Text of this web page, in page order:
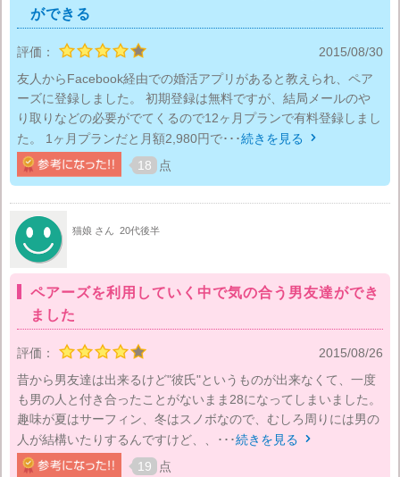
ができる
評価：
2015/08/30
友人からFacebook経由での婚活アプリがあると教えられ、ペア
ーズに登録しました。 初期登録は無料ですが、結局メールのや
り取りなどの必要がでてくるので12ヶ月プランで有料登録しまし
た。 1ヶ月プランだと月額2,980円で･･･続きを見る 
18 点
猫娘 さん 20代後半
ペアーズを利用していく中で気の合う男友達ができ
ました
評価：
2015/08/26
昔から男友達は出来るけど"彼氏"というものが出来なくて、一度
も男の人と付き合ったことがないまま28になってしまいました。
趣味が夏はサーフィン、冬はスノボなので、むしろ周りには男の
人が結構いたりするんですけど、、･･･続きを見る 
19 点